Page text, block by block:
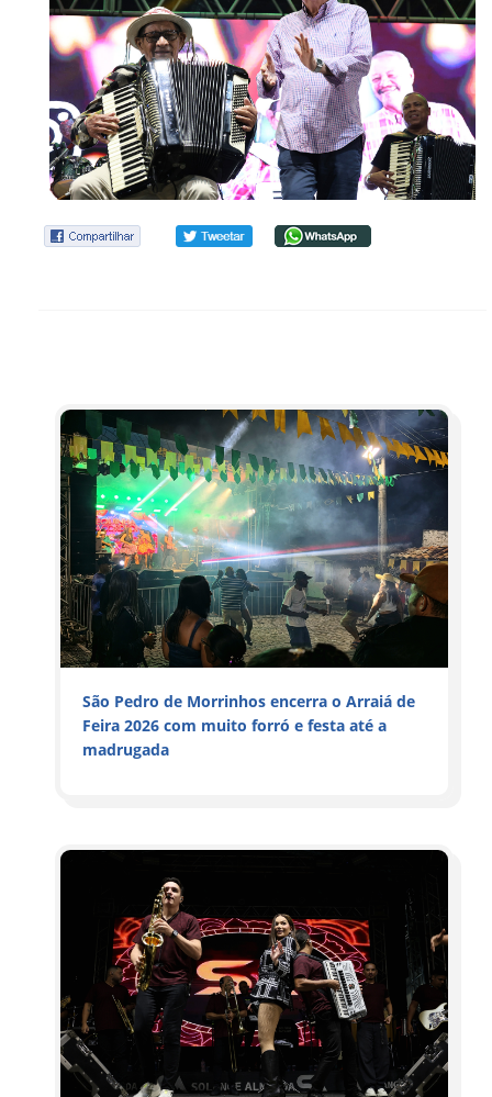
São Pedro de Morrinhos encerra o Arraiá de
Feira 2026 com muito forró e festa até a
madrugada